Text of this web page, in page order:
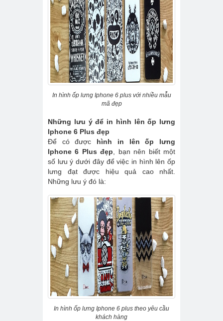
In hình ốp lưng Iphone 6 plus với nhiều mẫu
mã đẹp
Những lưu ý để in hình lên ốp lưng
Iphone 6 Plus đẹp
Để có được hình in lên ốp lưng
Iphone 6 Plus đẹp , bạn nên biết một
số lưu ý dưới đây để việc in hình lên ốp
lưng đạt được hiệu quả cao nhất.
Những lưu ý đó là:
In hình ốp lưng Iphone 6 plus theo yêu cầu
khách hàng